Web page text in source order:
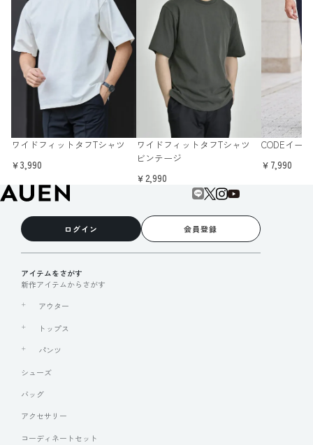
ワイドフィットタフTシャツ
￥3,990
ワイドフィットタフTシャツ
ビンテージ
￥2,990
CODEイー
￥7,990
ログイン 会員登録
アイテムをさがす
新作アイテムからさがす
アウター
トップス
パンツ
シューズ
バッグ
アクセサリー
コーディネートセット